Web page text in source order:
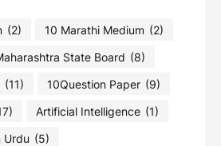
(2) 10 Marathi Medium (2)
State Board (8)
(11) 10Question Paper (9)
Artificial Intelligence (1)
Urdu (5)